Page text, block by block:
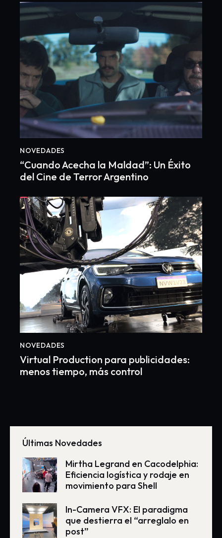
NOVEDADES
“Cuando Acecha la Maldad”: Un Éxito
del Cine de Terror Argentino
NOVEDADES
Virtual Production para publicidades:
menos tiempo, más control
Últimas Novedades
Mirtha Legrand en Cacodelphia:
Eficiencia logística y rodaje en
movimiento para Shell
In-Camera VFX: El paradigma
que destierra el “arreglalo en
post”